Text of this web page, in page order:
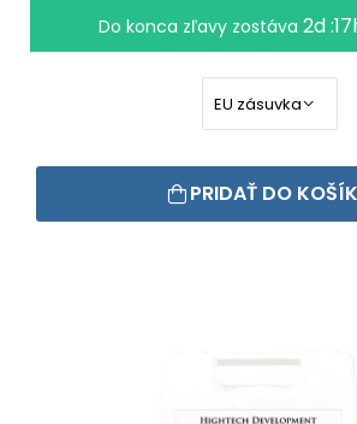
Do konca zľavy zostáva 2d
PRIDAŤ DO